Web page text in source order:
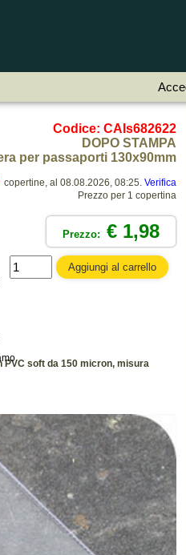
Codice: CAIs682622
DOPO STAMPA
per passaporti 130x90mm
copertine, al 08.08.2026, 08:25. Verifica
Prezzo per 1 copertina
Prezzo: € 1,98
soft da 150 micron, misura